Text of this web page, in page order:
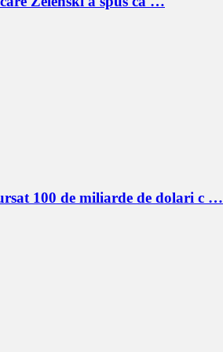
100 de miliarde de dolari c …